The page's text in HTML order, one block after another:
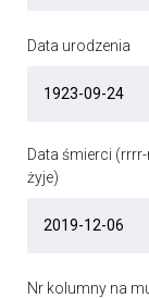
Data urodzenia
Data śmierci
żyje)
Nr kolumny na